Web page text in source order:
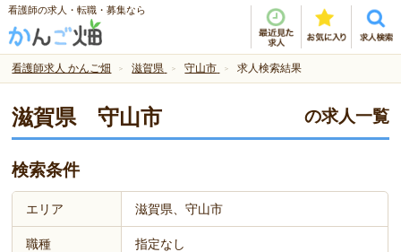
看護師の求人・転職・募集なら
看護師求人 かんご畑 滋賀県 守山市 求人検索結果
滋賀県 守山市 の求人一覧
検索条件
エリア 滋賀県、守山市
職種 指定なし